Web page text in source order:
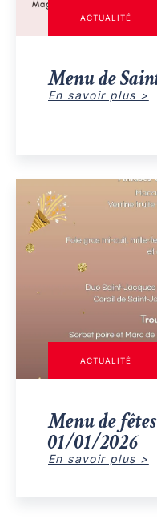
ACTUALITÉ
Menu de
En savoir plus >
ACTUALITÉ
Menu de
01/01/2026
En savoir plus >